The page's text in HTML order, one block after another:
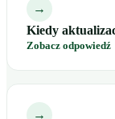
→
Kiedy
Zobacz odpowiedź
→